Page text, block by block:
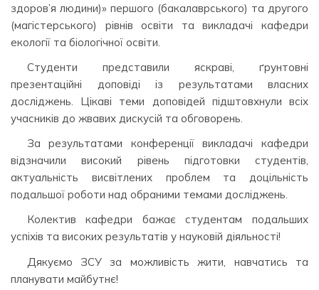
здоров’я людини)» першого (бакалаврського) та другого
(магістерського) рівнів освіти та викладачі кафедри
екології та біологічної освіти.
Студенти представили яскраві, ґрунтовні
презентаційні доповіді із результатами власних
досліджень. Цікаві теми доповідей підштовхнули всіх
учасників до жвавих дискусій та обговорень.
За результатами конференції викладачі кафедри
відзначили високий рівень підготовки студентів,
актуальність висвітлених проблем та доцільність
подальшої роботи над обраними темами досліджень.
Колектив кафедри бажає студентам подальших
успіхів та високих результатів у науковій діяльності!
Дякуємо ЗСУ за можливість жити, навчатись та
планувати майбутнє!